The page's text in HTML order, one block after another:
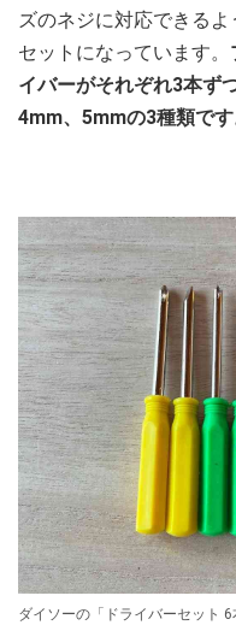
ズのネジに対応できる
セットになっています。
イバーがそれぞれ3本ず
4mm、5mmの3種類です
ダイソーの「ドライバーセット